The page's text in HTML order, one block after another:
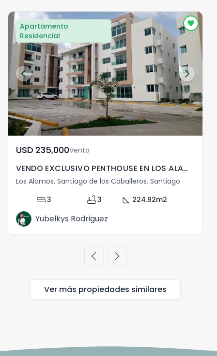
Apartamento
Residencial
USD	235,000Venta
VENDO EXCLUSIVO PENTHOUSE EN LOS ALAMOS , SANTIAGO
Los Alamos, Santiago de los Caballeros. Santiago
bed3 bathtub3 square_foot 224.92m2
Yubelkys Rodriguez
chevron_left chevron_right
Ver más propiedades similares